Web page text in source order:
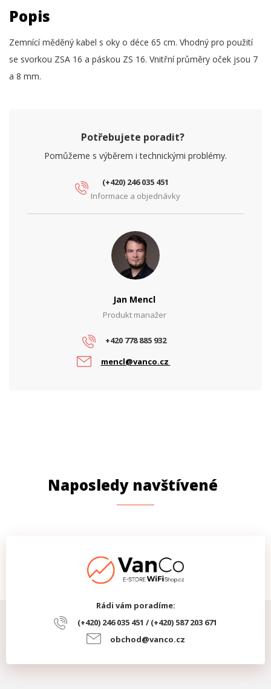
Popis
Zemnící měděný kabel s oky o déce 65 cm. Vhodný pro použití
se svorkou ZSA 16 a páskou ZS 16. Vnitřní průměry oček jsou 7
a 8 mm.
Potřebujete poradit?
Pomůžeme s výběrem i technickými problémy.
(+420) 246 035 451
Informace a objednávky
Jan Mencl
Produkt manažer
+420 778 885 932
mencl@vanco.cz
Naposledy navštívené
Rádi vám poradíme:
(+420) 246 035 451 / (+420) 587 203 671
obchod@vanco.cz